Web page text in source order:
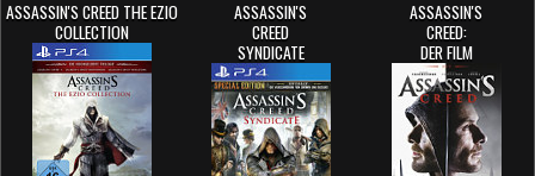
ASSASSIN'S CREED THE EZIO
COLLECTION
ASSASSIN'S
CREED
SYNDICATE
ASSASSIN'S
CREED:
DER FILM